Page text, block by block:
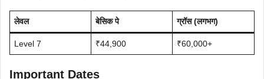
लेवल बेसिक पे ग्रॉस (लगभग)
Level 7 ₹44,900 ₹60,000+
Important Dates